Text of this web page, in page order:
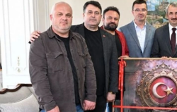
EĞİTİM
TARIM VE HAYVANCILIK
KÜLTÜR SANAT